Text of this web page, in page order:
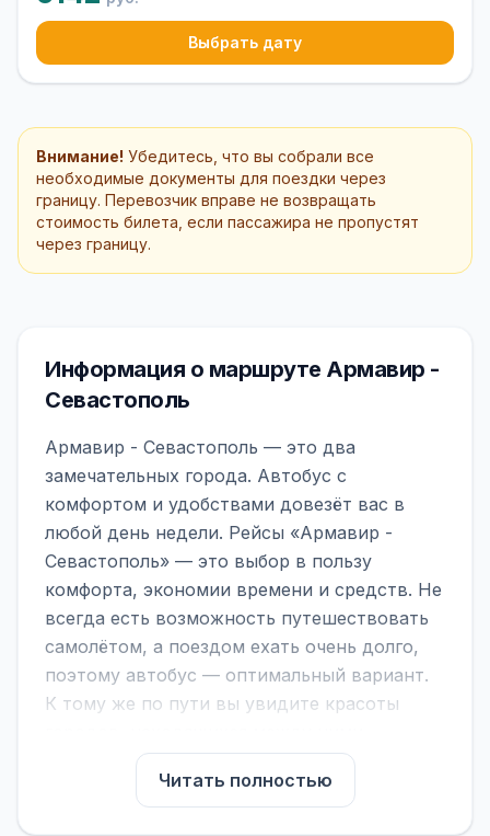
Выбрать дату
Внимание! Убедитесь, что вы собрали все
необходимые документы для поездки через
границу. Перевозчик вправе не возвращать
стоимость билета, если пассажира не пропустят
через границу.
Информация о маршруте Армавир -
Севастополь
Армавир - Севастополь — это два
замечательных города. Автобус с
комфортом и удобствами довезёт вас в
любой день недели. Рейсы «Армавир -
Севастополь» — это выбор в пользу
комфорта, экономии времени и средств. Не
всегда есть возможность путешествовать
самолётом, а поездом ехать очень долго,
поэтому автобус — оптимальный вариант.
К тому же по пути вы увидите красоты
На нашем сайте вы можете найти
расписание автобусов Армавир -
Читать полностью